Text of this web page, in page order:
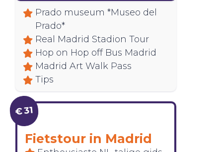
Prado museum *Museo del
Prado*
Real Madrid Stadion Tour
Hop on Hop off Bus Madrid
Madrid Art Walk Pass
Tips
€ 31
Fietstour in Madrid